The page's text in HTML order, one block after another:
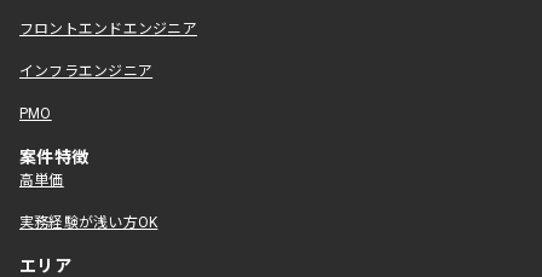
フロントエンドエンジニア
インフラエンジニア
PMO
案件特徴
高単価
実務経験が浅い方OK
エリア